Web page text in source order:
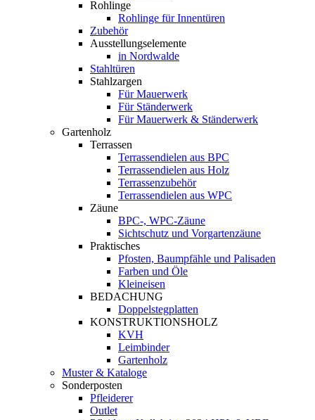
Rohlinge
Rohlinge für Innentüren
Zubehör
Ausstellungselemente
in Nordwalde
Stahltüren
Stahlzargen
Für Mauerwerk
Für Ständerwerk
Für Mauerwerk & Ständerwerk
Gartenholz
Terrassen
Terrassendielen aus BPC
Terrassendielen aus Holz
Terrassenzubehör
Terrassendielen aus WPC
Zäune
BPC-, WPC-Zäune
Sichtschutz und Vorgartenzäune
Praktisches
Pfosten, Baumpfähle und Palisaden
Farben und Öle
Kleineisen
BEDACHUNG
Doppelstegplatten
KONSTRUKTIONSHOLZ
KVH
Leimbinder
Gartenholz
Muster & Kataloge
Sonderposten
Pfleiderer
Outlet